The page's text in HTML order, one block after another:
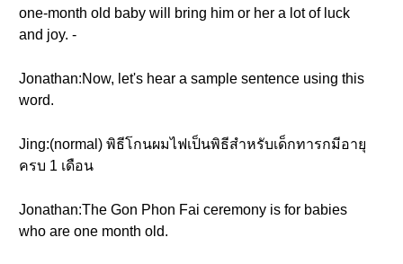
one-month old baby will bring him or her a lot of luck
and joy. -
Jonathan:Now, let's hear a sample sentence using this
word.
Jing:(normal) พิธีโกนผมไฟเป็นพิธีสำหรับเด็กทารกมีอายุ
ครบ 1 เดือน
Jonathan:The Gon Phon Fai ceremony is for babies
who are one month old.